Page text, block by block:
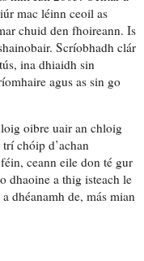
mac léinn ceoil as
chuid den fhoireann. Is
. Scríobhadh clár
ina dhiaidh sin
agus as sin go
oibre uair an chloig
chóip d’achan
ceann eile don té gur
dhaoine a thig isteach le
dhéanamh de, más mian